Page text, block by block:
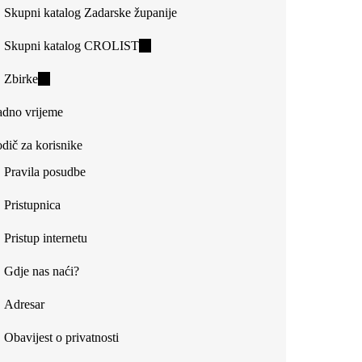
Skupni katalog Zadarske županije
Skupni katalog CROLIST(link
Zbirke(link
external)
vrijeme
za korisnike
Pravila posudbe
Pristupnica
Pristup internetu
Gdje nas naći?
Adresar
Obavijest o privatnosti